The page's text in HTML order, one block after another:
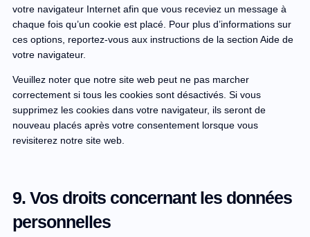
votre navigateur Internet afin que vous receviez un message à
chaque fois qu’un cookie est placé. Pour plus d’informations sur
ces options, reportez-vous aux instructions de la section Aide de
votre navigateur.
Veuillez noter que notre site web peut ne pas marcher
correctement si tous les cookies sont désactivés. Si vous
supprimez les cookies dans votre navigateur, ils seront de
nouveau placés après votre consentement lorsque vous
revisiterez notre site web.
9. Vos droits concernant les données
personnelles